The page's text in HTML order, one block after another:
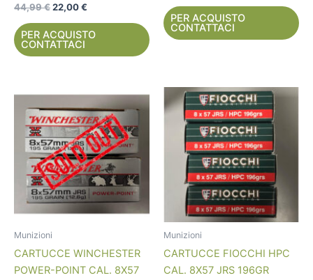
44,99€22,00€
PER ACQUISTO
CONTATTACI
PER ACQUISTO
CONTATTACI
Munizioni
CARTUCCE WINCHESTER
POWER-POINT CAL. 8X57
Munizioni
CARTUCCE FIOCCHI HPC
CAL. 8X57 JRS 196GR